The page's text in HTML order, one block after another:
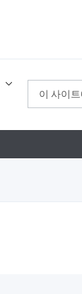
이 사이